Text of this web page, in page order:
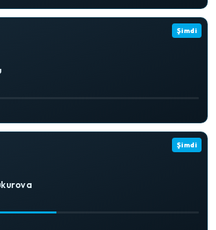
Şimdi
Şimdi